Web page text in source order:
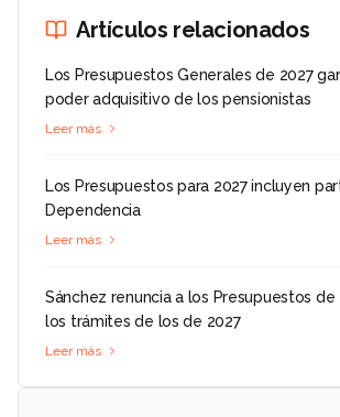
Artículos relacionados
Los Presupuestos Generales de 2027
poder adquisitivo de los pensionistas
Leer más
Los Presupuestos para 2027 incluyen
Dependencia
Leer más
Sánchez renuncia a los Presupuestos de
los trámites de los de 2027
Leer más